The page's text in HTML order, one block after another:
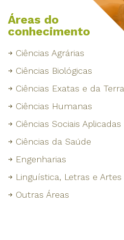
Áreas do
conhecimento
Ciências Agrárias
Ciências Biológicas
Ciências Exatas e da Terra
Ciências Humanas
Ciências Sociais Aplicadas
Ciências da Saúde
Engenharias
Linguística, Letras e Artes
Outras Áreas